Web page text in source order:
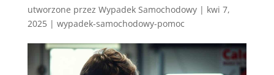
utworzone przez Wypadek Samochodowy| kwi 7,
2025| wypadek-samochodowy-pomoc